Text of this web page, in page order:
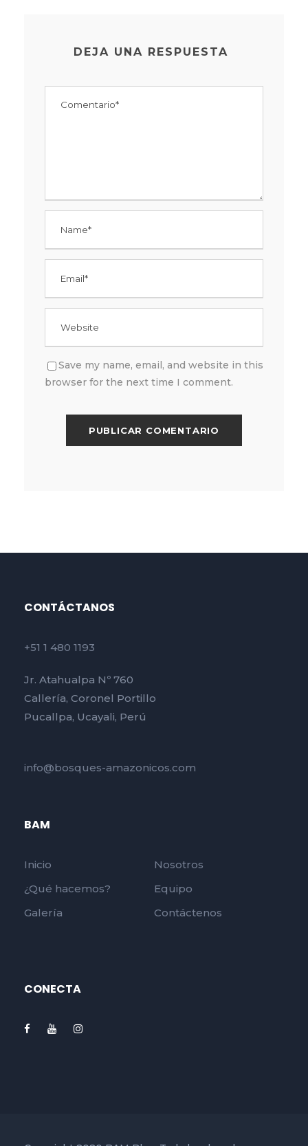
DEJA UNA RESPUESTA
Save my name, email, and website in this
browser for the next time I comment.
CONTÁCTANOS
+51 1 480 1193
Jr. Atahualpa Nº 760
Callería, Coronel Portillo
Pucallpa, Ucayali, Perú
info@bosques-amazonicos.com
BAM
Inicio
Nosotros
¿Qué hacemos?
Equipo
Galería
Contáctenos
CONECTA